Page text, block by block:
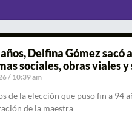
Delfina Gómez sacó
sociales, obras viales
10:39 am
de la elección que puso fin a 94
de la maestra